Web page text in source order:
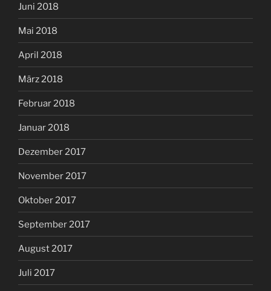
Juni 2018
Mai 2018
April 2018
März 2018
Februar 2018
Januar 2018
Dezember 2017
November 2017
Oktober 2017
September 2017
August 2017
Juli 2017